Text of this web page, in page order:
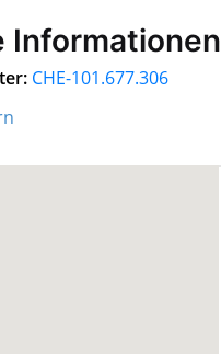
Informationen
CHE-101.677.306